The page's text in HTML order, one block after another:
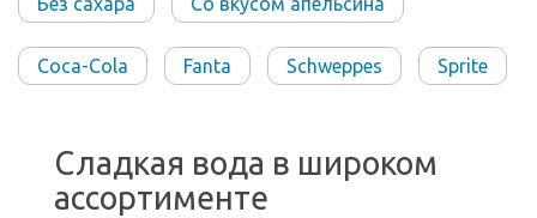
Coca-Cola Fanta Schweppes Sprite
Сладкая вода в широком
ассортименте